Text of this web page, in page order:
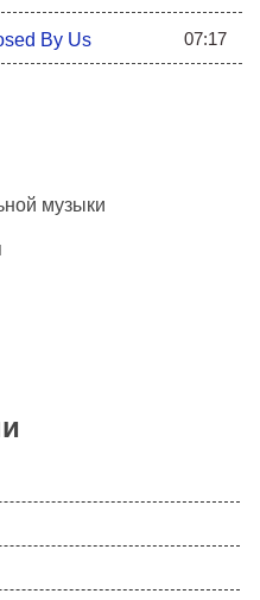
By Us 07:17
музыки